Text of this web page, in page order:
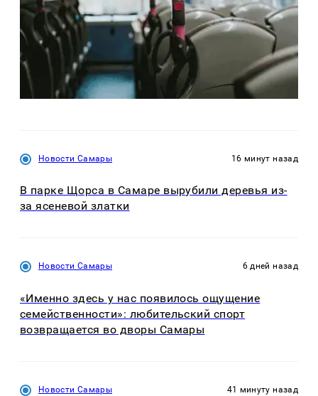
Новости Самары 16 минут назад
В парке Щорса в Самаре вырубили деревья из-
за ясеневой златки
Новости Самары 6 дней назад
«Именно здесь у нас появилось ощущение
семейственности»: любительский спорт
возвращается во дворы Самары
Новости Самары 41 минуту назад